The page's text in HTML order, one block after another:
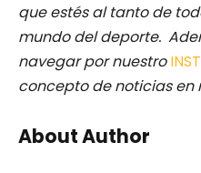
que estés al tanto de
mundo del deporte.
navegar por nuestro
concepto de noticias en
About Author